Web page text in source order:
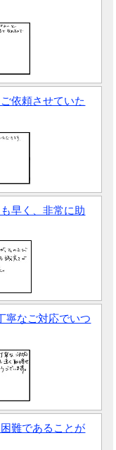
依頼させていた
早く、非常に助
寧なご対応でいつ
難であることが